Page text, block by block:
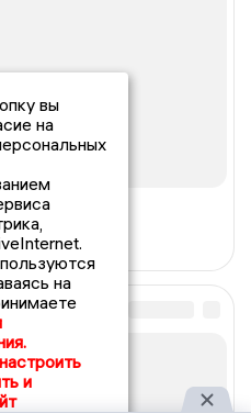
вы
на
на
настроить
и